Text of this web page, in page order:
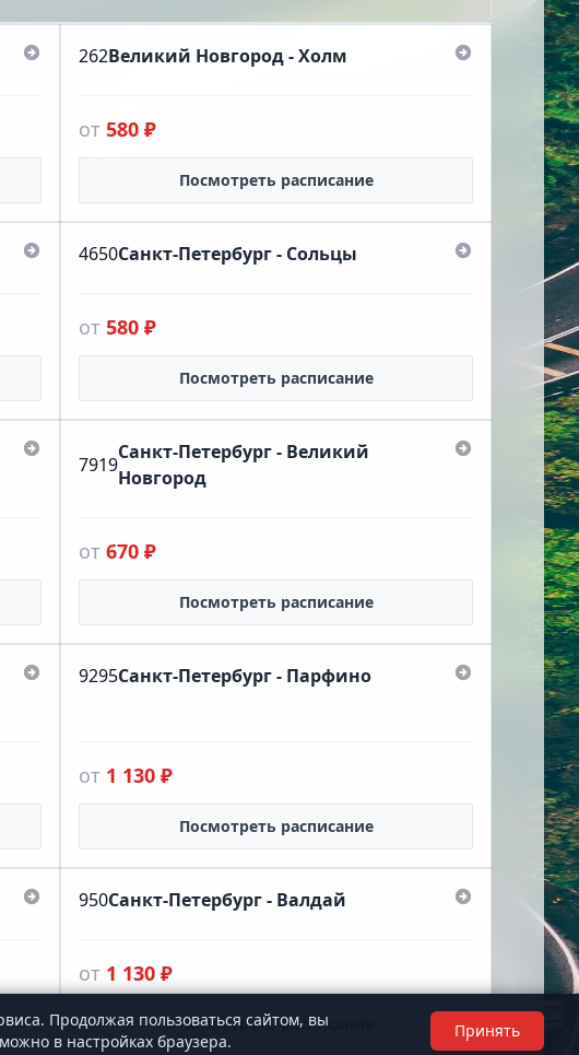
262Великий Новгород - Холм
от 580 ₽
Посмотреть расписание
4650Санкт-Петербург - Сольцы
от 580 ₽
Посмотреть расписание
7919
Санкт-Петербург - Великий
Новгород
от 670 ₽
Посмотреть расписание
9295Санкт-Петербург - Парфино
от 1 130 ₽
Посмотреть расписание
950Санкт-Петербург - Валдай
от 1 130 ₽
Посмотреть расписание
Продолжая пользоваться сайтом, вы
в настройках браузера.
Принять